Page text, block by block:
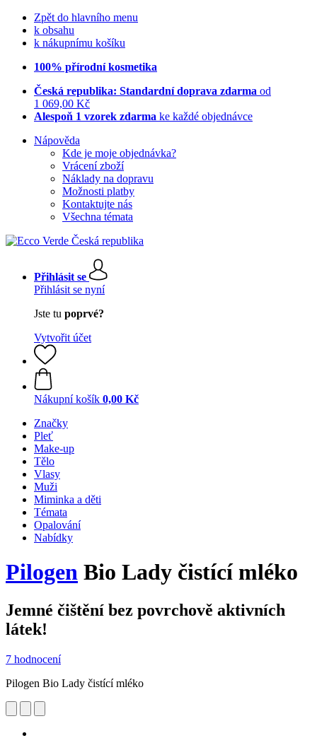
Zpět do hlavního menu
k obsahu
k nákupnímu košíku
100% přírodní kosmetika
Česká republika: Standardní doprava zdarma od
1 069,00 Kč
Alespoň 1 vzorek zdarma ke každé objednávce
Nápověda
Kde je moje objednávka?
Vrácení zboží
Náklady na dopravu
Možnosti platby
Kontaktujte nás
Všechna témata
Přihlásit se
Přihlásit se nyní
Jste tu poprvé?
Vytvořit účet
Nákupní košík 0,00 Kč
Značky
Pleť
Make-up
Tělo
Vlasy
Muži
Miminka a děti
Témata
Opalování
Nabídky
Pilogen Bio Lady čistící mléko
Jemné čištění bez povrchově aktivních
látek!
7 hodnocení
Pilogen Bio Lady čistící mléko